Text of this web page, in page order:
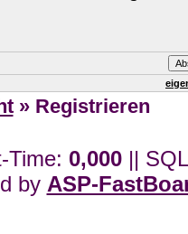
» Registrieren
Time: 0,000||
by ASP-